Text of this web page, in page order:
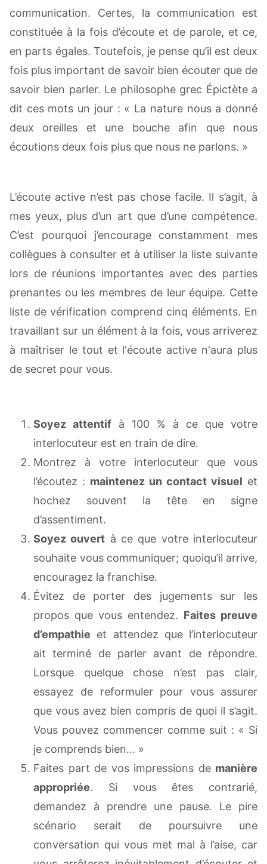
communication. Certes, la communication est
constituée à la fois d’écoute et de parole, et ce,
en parts égales. Toutefois, je pense qu’il est deux
fois plus important de savoir bien écouter que de
savoir bien parler. Le philosophe grec Épictète a
dit ces mots un jour : « La nature nous a donné
deux oreilles et une bouche afin que nous
écoutions deux fois plus que nous ne parlons. »
L’écoute active n’est pas chose facile. Il s’agit, à
mes yeux, plus d’un art que d’une compétence.
C’est pourquoi j’encourage constamment mes
collègues à consulter et à utiliser la liste suivante
lors de réunions importantes avec des parties
prenantes ou les membres de leur équipe. Cette
liste de vérification comprend cinq éléments. En
travaillant sur un élément à la fois, vous arriverez
à maîtriser le tout et l'écoute active n'aura plus
de secret pour vous.
Soyez attentif à 100 % à ce que votre
interlocuteur est en train de dire.
Montrez à votre interlocuteur que vous
l’écoutez : maintenez un contact visuel et
hochez souvent la tête en signe
d’assentiment.
Soyez ouvert à ce que votre interlocuteur
souhaite vous communiquer; quoiqu’il arrive,
encouragez la franchise.
Évitez de porter des jugements sur les
propos que vous entendez. Faites preuve
d’empathie et attendez que l’interlocuteur
ait terminé de parler avant de répondre.
Lorsque quelque chose n’est pas clair,
essayez de reformuler pour vous assurer
que vous avez bien compris de quoi il s’agit.
Vous pouvez commencer comme suit : « Si
je comprends bien... »
Faites part de vos impressions de manière
appropriée. Si vous êtes contrarié,
demandez à prendre une pause. Le pire
scénario serait de poursuivre une
conversation qui vous met mal à l’aise, car